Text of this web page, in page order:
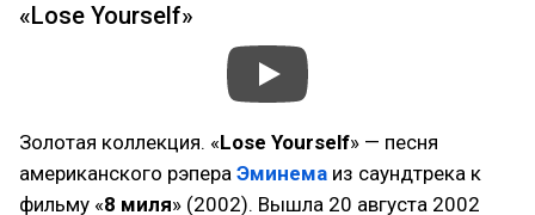
«Lose Yourself»
Золотая коллекция. «Lose Yourself» — песня
американского рэпера Эминема из саундтрека к
фильму «8 миля» (2002). Вышла 20 августа 2002